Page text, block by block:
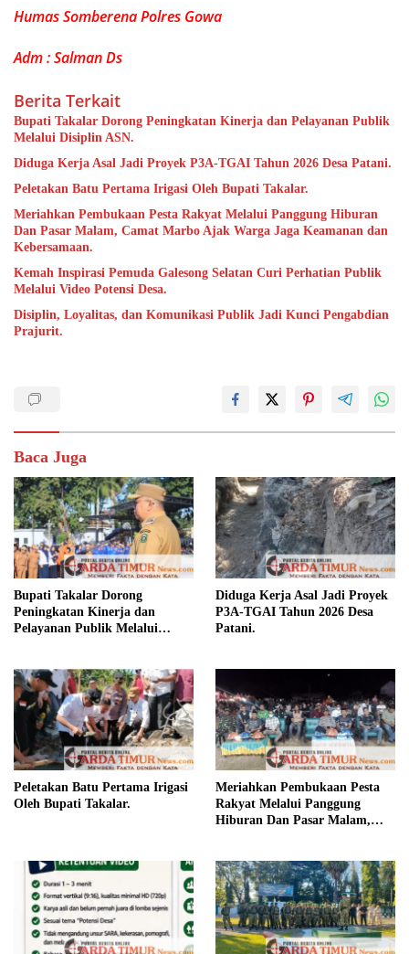
Humas Somberena Polres Gowa
Adm : Salman Ds
Berita Terkait
Bupati Takalar Dorong Peningkatan Kinerja dan Pelayanan Publik
Melalui Disiplin ASN.
Diduga Kerja Asal Jadi Proyek P3A-TGAI Tahun 2026 Desa Patani.
Peletakan Batu Pertama Irigasi Oleh Bupati Takalar.
Meriahkan Pembukaan Pesta Rakyat Melalui Panggung Hiburan
Dan Pasar Malam, Camat Marbo Ajak Warga Jaga Keamanan dan
Kebersamaan.
Kemah Inspirasi Pemuda Galesong Selatan Curi Perhatian Publik
Melalui Video Potensi Desa.
Disiplin, Loyalitas, dan Komunikasi Publik Jadi Kunci Pengabdian
Prajurit.
Baca Juga
Bupati Takalar Dorong
Peningkatan Kinerja dan
Pelayanan Publik Melalui
Diduga Kerja Asal Jadi Proyek
P3A-TGAI Tahun 2026 Desa
Patani.
Peletakan Batu Pertama Irigasi
Oleh Bupati Takalar.
Meriahkan Pembukaan Pesta
Rakyat Melalui Panggung
Hiburan Dan Pasar Malam,